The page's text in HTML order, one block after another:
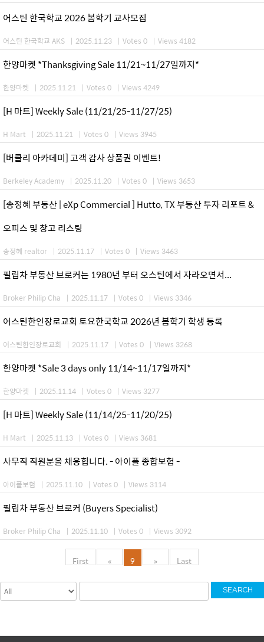
어스틴 한국학교 2026 봄학기 교사모집
어스틴 한국학교 AKS | 2025.11.23 | Votes 0 | Views 4182
한양마켓 *Thanksgiving Sale 11/21~11/27일까지*
한양마켓 | 2025.11.21 | Votes 0 | Views 4249
[H 마트] Weekly Sale (11/21/25-11/27/25)
H Mart | 2025.11.21 | Votes 0 | Views 3945
[버클리 아카데미] 고객 감사 상품권 이벤트!
Berkeley Academy | 2025.11.20 | Votes 0 | Views 3653
[송정혜 부동산 | eXp Commercial ] Hutto, TX 부동산 투자 리포트 &
오피스 및 창고 리스팅
송정혜 realtor | 2025.11.17 | Votes 0 | Views 3463
필립차 부동산 브로커는 1980년 부터 오스틴에서 자라오면서...
Broker Philip Cha | 2025.11.17 | Votes 0 | Views 3346
어스틴한인장로교회 토요한국학교 2026년 봄학기 학생 등록
어스틴한인장로교회 | 2025.11.17 | Votes 0 | Views 3268
한양마켓 *Sale 3 days only 11/14~11/17일까지*
한양마켓 | 2025.11.14 | Votes 0 | Views 3277
[H 마트] Weekly Sale (11/14/25-11/20/25)
H Mart | 2025.11.13 | Votes 0 | Views 3681
사무직 직원분을 채용힙니다. - 아이플 종합보험 -
아이플보험 | 2025.11.10 | Votes 0 | Views 3114
필립차 부동산 브로커 (Buyers Specialist)
Broker Philip Cha | 2025.11.10 | Votes 0 | Views 3092
First « 9 » Last
SEARCH